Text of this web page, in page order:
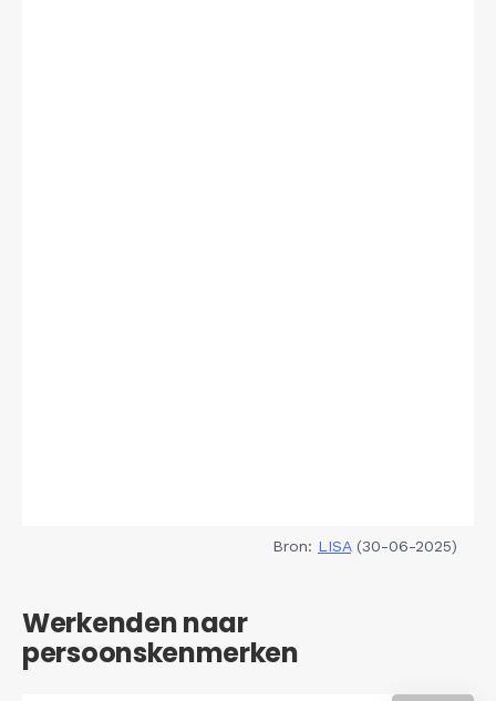
Bron: LISA(30-06-2025)
Werkenden naar
persoonskenmerken